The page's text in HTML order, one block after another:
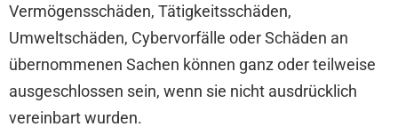
Vermögensschäden, Tätigkeitsschäden,
Umweltschäden, Cybervorfälle oder Schäden an
übernommenen Sachen können ganz oder teilweise
ausgeschlossen sein, wenn sie nicht ausdrücklich
vereinbart wurden.